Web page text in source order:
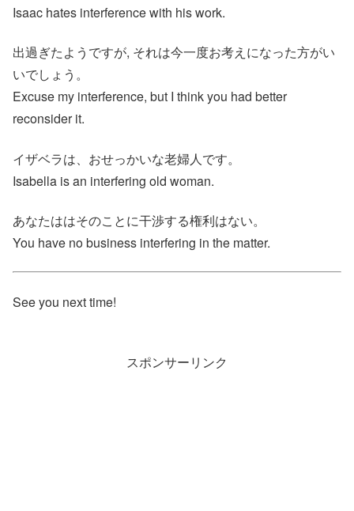
Isaac hates interference with his work.
出過ぎたようですが, それは今一度お考えになった方がい
いでしょう。
Excuse my interference, but I think you had better
reconsider it.
イザベラは、おせっかいな老婦人です。
Isabella is an interfering old woman.
あなたははそのことに干渉する権利はない。
You have no business interfering in the matter.
See you next time!
スポンサーリンク